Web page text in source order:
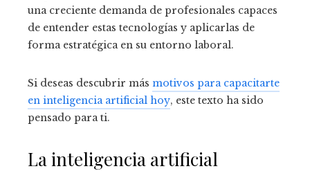
una creciente demanda de profesionales capaces
de entender estas tecnologías y aplicarlas de
forma estratégica en su entorno laboral.
Si deseas descubrir más motivos para capacitarte
en inteligencia artificial hoy, este texto ha sido
pensado para ti.
La inteligencia artificial